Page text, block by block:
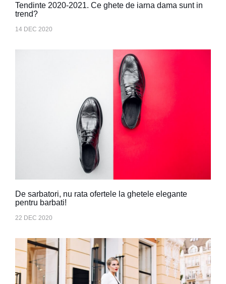
Tendinte 2020-2021. Ce ghete de iarna dama sunt in
trend?
14 DEC 2020
De sarbatori, nu rata ofertele la ghetele elegante
pentru barbati!
22 DEC 2020